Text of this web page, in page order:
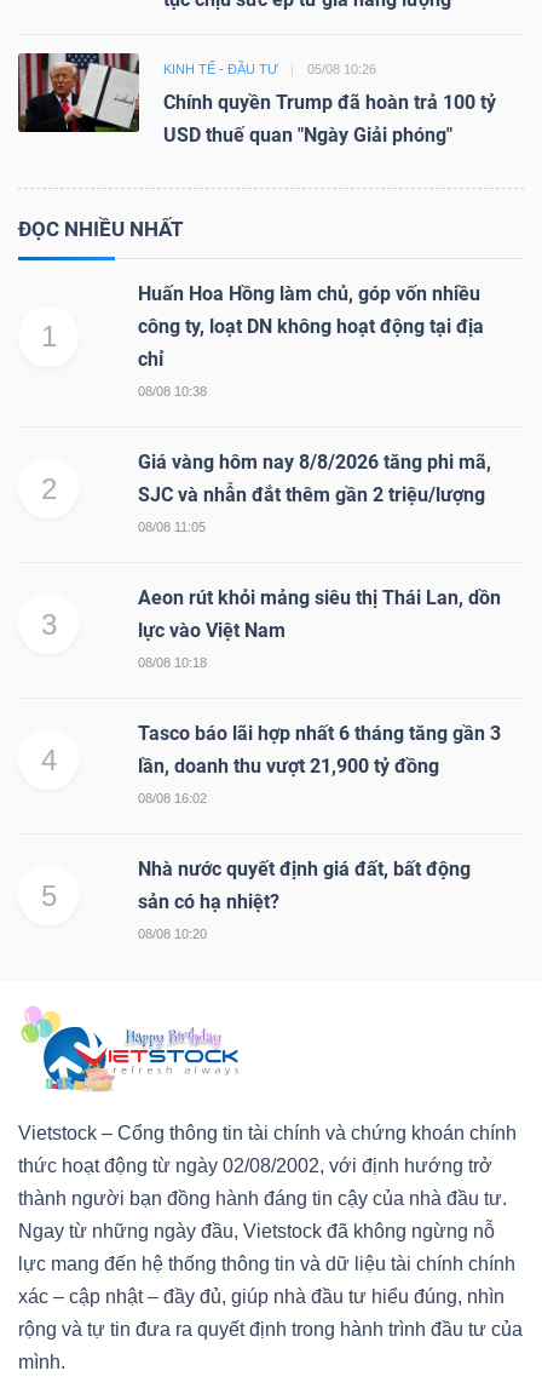
KINH TẾ - ĐẦU TƯ 05/08 10:26
Chính quyền Trump đã hoàn trả 100 tỷ
USD thuế quan "Ngày Giải phóng"
ĐỌC NHIỀU NHẤT
1
Huấn Hoa Hồng làm chủ, góp vốn nhiều
công ty, loạt DN không hoạt động tại địa
chỉ
08/08 10:38
2
Giá vàng hôm nay 8/8/2026 tăng phi mã,
SJC và nhẫn đắt thêm gần 2 triệu/lượng
08/08 11:05
3
Aeon rút khỏi mảng siêu thị Thái Lan, dồn
lực vào Việt Nam
08/08 10:18
4
Tasco báo lãi hợp nhất 6 tháng tăng gần 3
lần, doanh thu vượt 21,900 tỷ đồng
08/08 16:02
5
Nhà nước quyết định giá đất, bất động
sản có hạ nhiệt?
08/08 10:20
Vietstock – Cổng thông tin tài chính và chứng khoán chính
thức hoạt động từ ngày 02/08/2002, với định hướng trở
thành người bạn đồng hành đáng tin cậy của nhà đầu tư.
Ngay từ những ngày đầu, Vietstock đã không ngừng nỗ
lực mang đến hệ thống thông tin và dữ liệu tài chính chính
xác – cập nhật – đầy đủ, giúp nhà đầu tư hiểu đúng, nhìn
rộng và tự tin đưa ra quyết định trong hành trình đầu tư của
mình.